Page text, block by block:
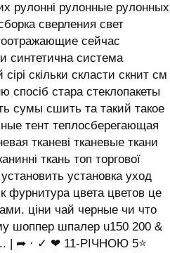
рулонні рулонные рулонных
сверления свет
сейчас
синтетична система
скільки скласти скнит см
спосіб стара стеклопакеты
сумы сшить та такий такое
тент теплосберегающая
тканеві тканевые ткани
ткань топ торгової
установка уход
фурнитура цвета цветов це
ціни чай черные чи что
шоппер шпалер u150 200 &
... | ➦ · ✓ ❤ 11-РІЧНОЮ 5⭐